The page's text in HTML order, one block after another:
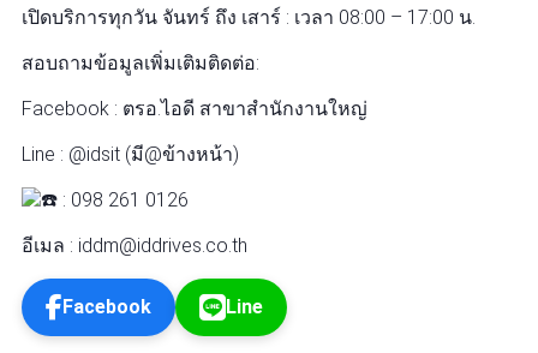
เปิดบริการทุกวัน จันทร์ ถึง เสาร์ : เวลา 08:00 – 17:00 น.
สอบถามข้อมูลเพิ่มเติมติดต่อ:
Facebook : ตรอ.ไอดี สาขาสำนักงานใหญ่
Line : @idsit (มี@ข้างหน้า)
: 098 261 0126
อีเมล : iddm@iddrives.co.th
Facebook Line